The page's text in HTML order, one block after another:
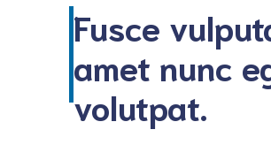
Fusce
amet nunc
volutpat.